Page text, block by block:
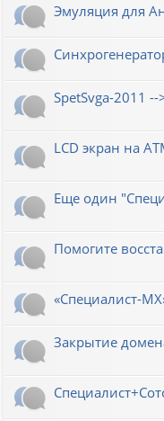
Эмуляция для
SpetSvga-2011
LCD экран на
Еще один
Помогите
«Специалист-
Закрытие